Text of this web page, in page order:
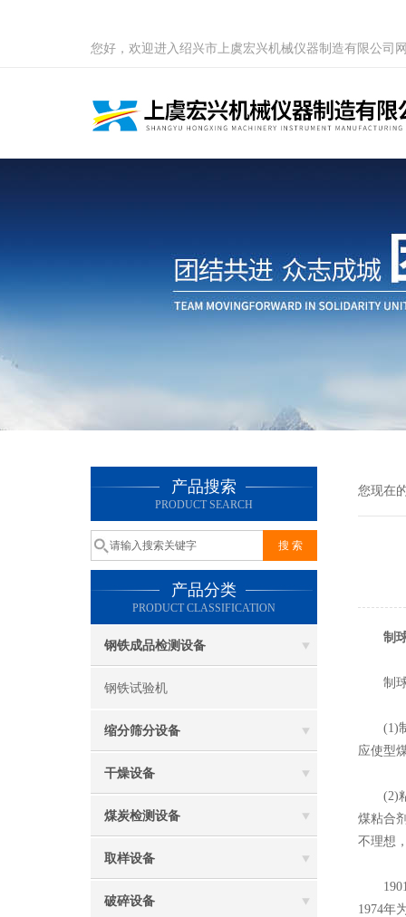
您好，欢迎进入绍兴市上虞宏兴机械仪器制造有限公司
产品搜索
PRODUCT SEARCH
产品分类
PRODUCT CLASSIFICATION
钢铁成品检测设备
钢铁试验机
缩分筛分设备
干燥设备
煤炭检测设备
取样设备
破碎设备
您现在
制
制球
(1)制
应使型
(2)粘
煤粘合
不理想
1901
1974年